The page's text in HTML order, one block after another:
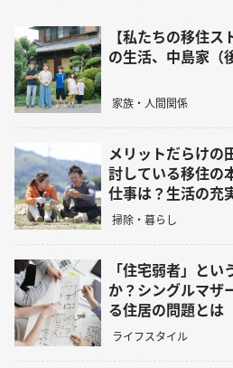
【私たちの移住
の生活、中島家（
家族・人間関係
メリットだらけの
討している移住の
仕事は？生活の充
掃除・暮らし
「住宅弱者」と
か？シングルマザ
る住居の問題とは
ライフスタイル